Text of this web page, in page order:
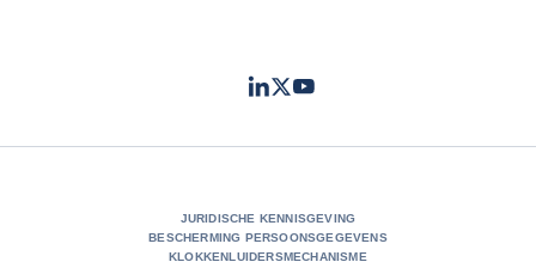
LinkedIn
TwitterYoutube
JURIDISCHE KENNISGEVING
BESCHERMING PERSOONSGEGEVENS
KLOKKENLUIDERSMECHANISME